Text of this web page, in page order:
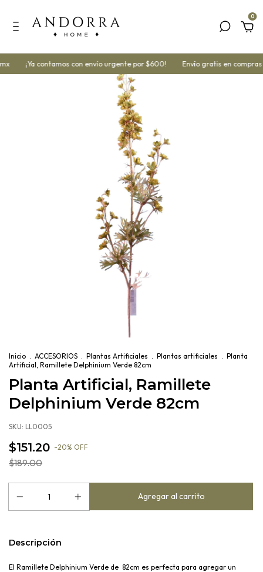
0
¡Ya contamos con envío urgente por $600! Envío gratis en
Inicio . ACCESORIOS . Plantas Artificiales . Plantas artificiales . Planta
Artificial, Ramillete Delphinium Verde 82cm
Planta Artificial, Ramillete
Delphinium Verde 82cm
SKU: LL0005
$151.20 -20% OFF
$189.00
Descripción
El Ramillete Delphinium Verde de 82cm es perfecta para agregar un